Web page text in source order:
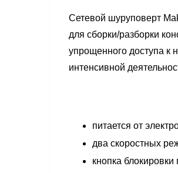
Сетевой шуруповерт
для сборки/разборки
упрощенного доступа к
интенсивной
питается от
два скоростных
кнопка